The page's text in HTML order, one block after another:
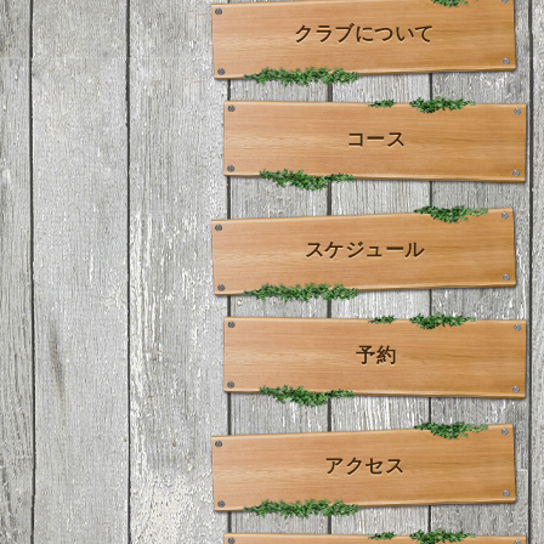
クラブについて
コース
スケジュール
予約
アクセス